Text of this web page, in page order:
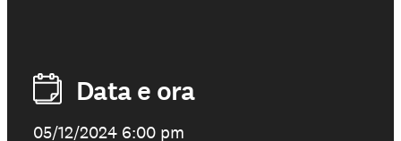
Data e ora
05/12/2024 6:00 pm